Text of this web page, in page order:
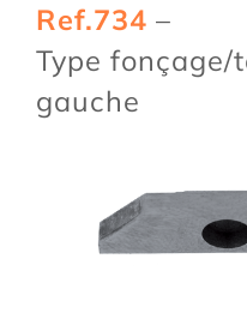
Ref.734 –
Type fonçage/
gauche